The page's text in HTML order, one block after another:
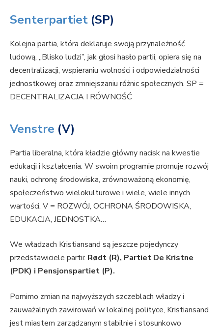
Senterpartiet (SP)
Kolejna partia, która deklaruje swoją przynależność
ludową. „Blisko ludzi”, jak głosi hasło partii, opiera się na
decentralizacji, wspieraniu wolności i odpowiedzialności
jednostkowej oraz zmniejszaniu różnic społecznych. SP =
DECENTRALIZACJA I RÓWNOŚĆ
Venstre (V)
Partia liberalna, która kładzie główny nacisk na kwestie
edukacji i kształcenia. W swoim programie promuje rozwój
nauki, ochronę środowiska, zrównoważoną ekonomię,
społeczeństwo wielokulturowe i wiele, wiele innych
wartości. V = ROZWÓJ, OCHRONA ŚRODOWISKA,
EDUKACJA, JEDNOSTKA…
We władzach Kristiansand są jeszcze pojedynczy
przedstawiciele partii: Rødt (R), Partiet De Kristne
(PDK) i Pensjonspartiet (P).
Pomimo zmian na najwyższych szczeblach władzy i
zauważalnych zawirowań w lokalnej polityce, Kristiansand
jest miastem zarządzanym stabilnie i stosunkowo